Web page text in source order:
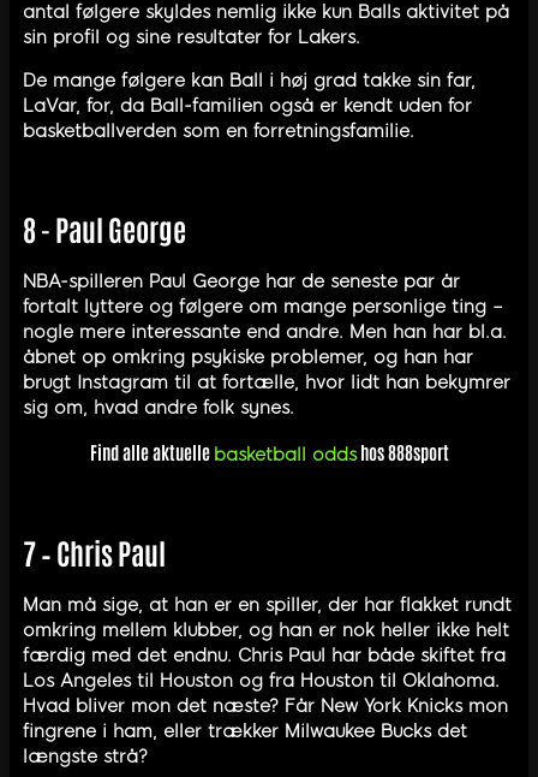
antal følgere skyldes nemlig ikke kun Balls aktivitet på
sin profil og sine resultater for Lakers.
De mange følgere kan Ball i høj grad takke sin far,
LaVar, for, da Ball-familien også er kendt uden for
basketballverden som en forretningsfamilie.
8 - Paul George
NBA-spilleren Paul George har de seneste par år
fortalt lyttere og følgere om mange personlige ting –
nogle mere interessante end andre. Men han har bl.a.
åbnet op omkring psykiske problemer, og han har
brugt Instagram til at fortælle, hvor lidt han bekymrer
sig om, hvad andre folk synes.
Find alle aktuelle basketball oddshos 888sport
7 – Chris Paul
Man må sige, at han er en spiller, der har flakket rundt
omkring mellem klubber, og han er nok heller ikke helt
færdig med det endnu. Chris Paul har både skiftet fra
Los Angeles til Houston og fra Houston til Oklahoma.
Hvad bliver mon det næste? Får New York Knicks mon
fingrene i ham, eller trækker Milwaukee Bucks det
længste strå?